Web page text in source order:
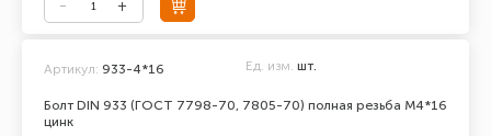
Болт DIN 933 (ГОСТ 7798-70, 7805-70) полная резьба М4*16
цинк
Артикул: 933-4*16 Ед. изм. шт.